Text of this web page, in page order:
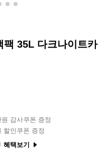
팩 35L 다크나이트카
감사쿠폰 증정
할인쿠폰 증정
혜택보기